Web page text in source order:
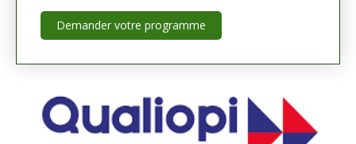
Demander votre programme